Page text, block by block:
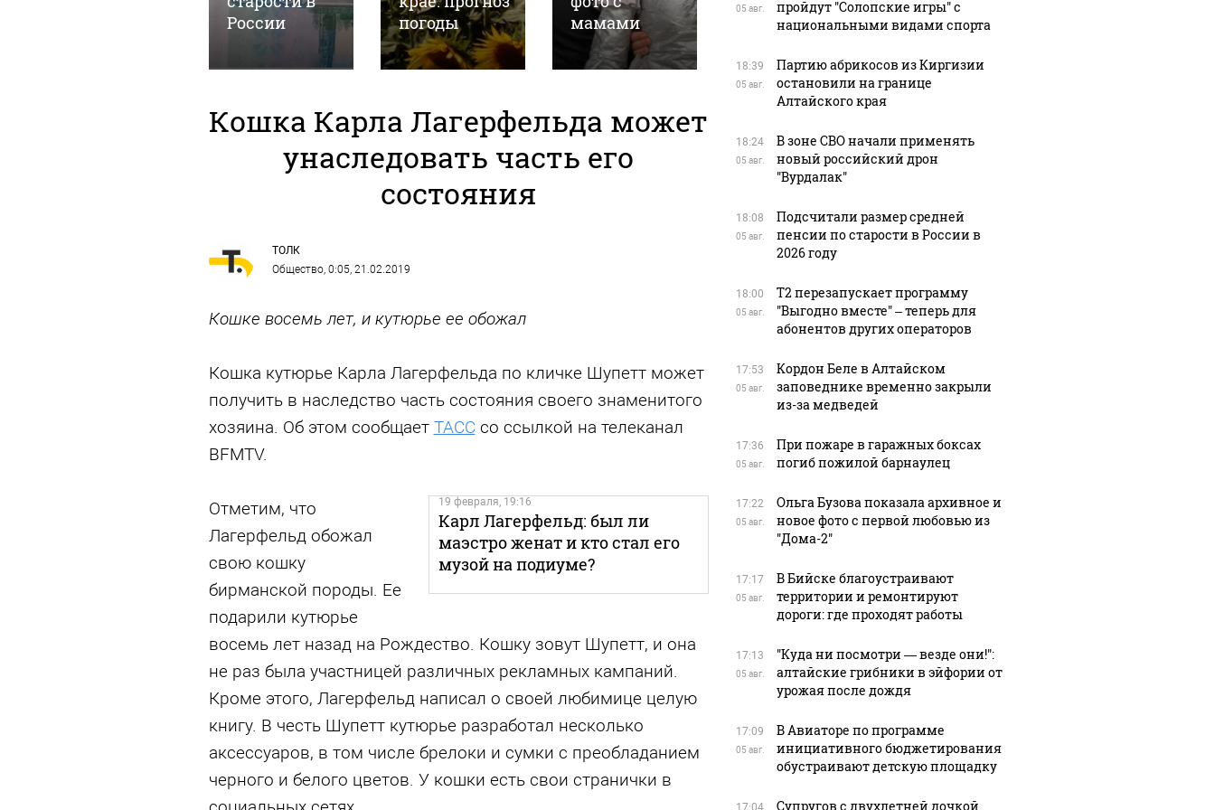
России
погоды
мамами
покойников
парке
Кошка Карла Лагерфельда может
унаследовать часть его
состояния
ТОЛК
Общество, 0:05, 21.02.2019
Кошке восемь лет, и кутюрье ее обожал
Кошка кутюрье Карла Лагерфельда по кличке Шупетт может
получить в наследство часть состояния своего знаменитого
хозяина. Об этом сообщает ТАССсо ссылкой на телеканал
BFMTV.
19 февраля, 19:16
Карл Лагерфельд: был ли
маэстро женат и кто стал его
музой на подиуме?
Отметим, что
Лагерфельд обожал
свою кошку
бирманской породы. Ее
подарили кутюрье
восемь лет назад на Рождество. Кошку зовут Шупетт, и она
не раз была участницей различных рекламных кампаний.
Кроме этого, Лагерфельд написал о своей любимице целую
книгу. В честь Шупетт кутюрье разработал несколько
аксессуаров, в том числе брелоки и сумки с преобладанием
черного и белого цветов. У кошки есть свои странички в
05 авг.
пройдут "Солопские игры" с
национальными видами спорта
18:39
05 авг.
Партию абрикосов из Киргизии
остановили на границе
Алтайского края
18:24
05 авг.
В зоне СВО начали применять
новый российский дрон
"Вурдалак"
18:08
05 авг.
Подсчитали размер средней
пенсии по старости в России в
2026 году
18:00
05 авг.
Т2 перезапускает программу
"Выгодно вместе" – теперь для
абонентов других операторов
17:53
05 авг.
Кордон Беле в Алтайском
заповеднике временно закрыли
из-за медведей
17:36
05 авг.
При пожаре в гаражных боксах
погиб пожилой барнаулец
17:22
05 авг.
Ольга Бузова показала архивное и
новое фото с первой любовью из
"Дома-2"
17:17
05 авг.
В Бийске благоустраивают
территории и ремонтируют
дороги: где проходят работы
17:13
05 авг.
"Куда ни посмотри — везде они!":
алтайские грибники в эйфории от
урожая после дождя
17:09
05 авг.
В Авиаторе по программе
инициативного бюджетирования
обустраивают детскую площадку
17:04 Супругов с двухлетней дочкой